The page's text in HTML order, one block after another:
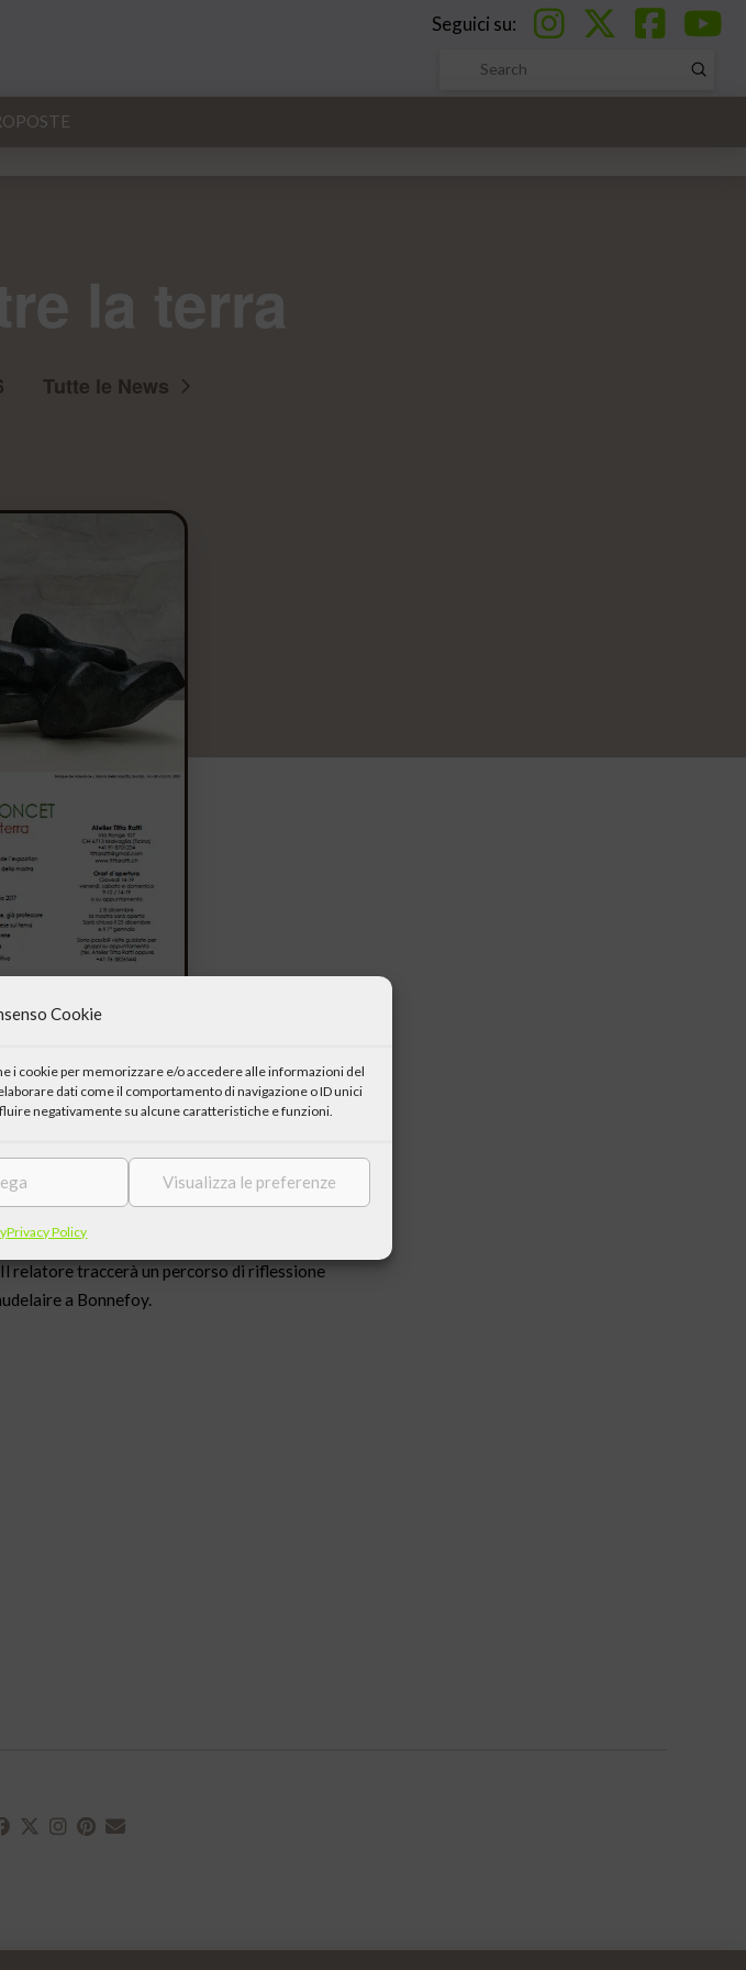
Cookie
i cookie per memorizzare e/o accedere alle informazioni del
dati come il comportamento di navigazione o ID unici
negativamente su alcune caratteristiche e funzioni.
Visualizza le preferenze
Privacy Policy
Seguici su:
Search
Submit
Tutte le News
è aperta fino a metà gennaio 2017 una
spesso, ma non soltanto, anche temi legati
la conferenza dal titolo “Creazione
terrà una conversazione sul rapporto
del sacro ma anche come viaggio
relatore traccerà un percorso di riflessione
a Bonnefoy.